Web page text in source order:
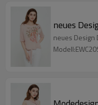
neues
neues Design